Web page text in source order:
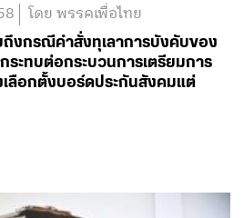
โดย พรรคเพื่อไทย
งกรณีคำสั่งทุเลาการบังคับของ
ระทบต่อกระบวนการเตรียมการ
ลือกตั้งบอร์ดประกันสังคมแต่